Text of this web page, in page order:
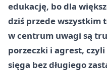
edukację, bo dla
dziś przede wszystkim
w centrum uwagi są
porzeczki i agrest,
sięga bez długiego